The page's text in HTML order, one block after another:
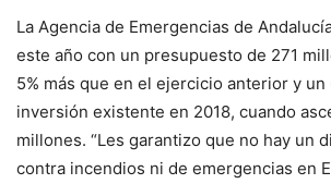
La Agencia de Emergencias de
este año con un presupuesto de 271
5% más que en el ejercicio anterior y un
inversión existente en 2018, cuando
millones. “Les garantizo que no hay un
contra incendios ni de emergencias en